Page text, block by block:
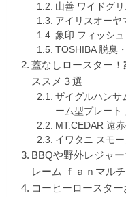
山善 ワイドグ
アイリスオーヤ
象印 フィッシ
TOSHIBA 脱臭
蓋なしロースター
ススメ３選
ザイグルハン
ーム型プレート
MT.CEDAR 遠
イワタニ スモ
BBQや野外レジャ
レーム ｆａｎマル
コーヒーロースタ